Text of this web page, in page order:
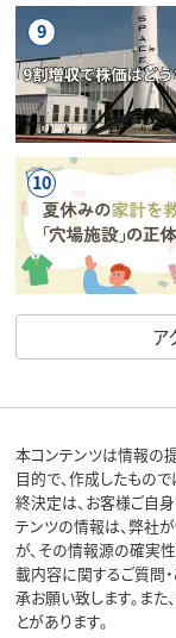
9
10
ア
本コンテンツは情報の
目的で、作成したもの
終決定は、お客様ご自
テンツの情報は、弊社
が、その情報源の確実
載内容に関するご質問
承お願い致します。ま
とがあります。